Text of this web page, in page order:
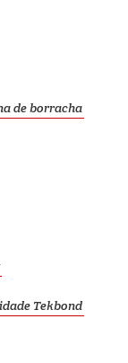
de borracha
Tekbond